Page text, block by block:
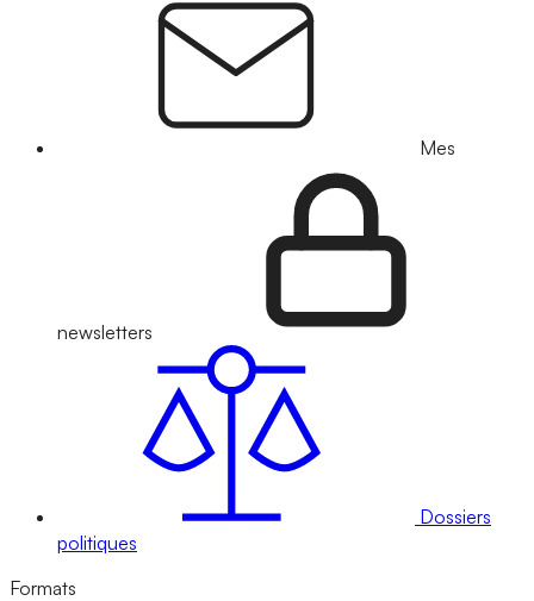
Mes
newsletters
Dossiers
politiques
Formats